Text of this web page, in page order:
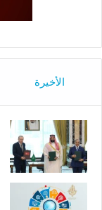
الأخيرة